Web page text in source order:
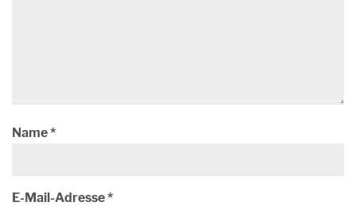
Name*
E-Mail-Adresse*